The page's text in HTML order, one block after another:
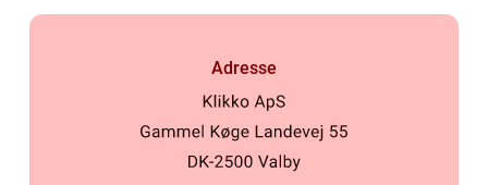
Adresse